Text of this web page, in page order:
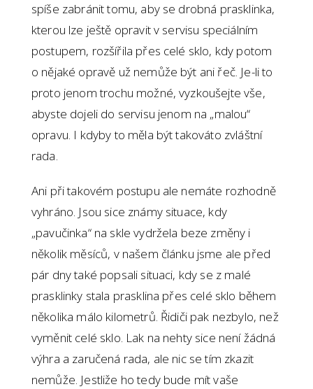
spíše zabránit tomu, aby se drobná prasklinka,
kterou lze ještě opravit v servisu speciálním
postupem, rozšířila přes celé sklo, kdy potom
o nějaké opravě už nemůže být ani řeč. Je-li to
proto jenom trochu možné, vyzkoušejte vše,
abyste dojeli do servisu jenom na „malou“
opravu. I kdyby to měla být takováto zvláštní
rada.
Ani při takovém postupu ale nemáte rozhodně
vyhráno. Jsou sice známy situace, kdy
„pavučinka“ na skle vydržela beze změny i
několik měsíců, v našem článku jsme ale před
pár dny také popsali situaci, kdy se z malé
prasklinky stala prasklina přes celé sklo během
několika málo kilometrů. Řidiči pak nezbylo, než
vyměnit celé sklo. Lak na nehty sice není žádná
výhra a zaručená rada, ale nic se tím zkazit
nemůže. Jestliže ho tedy bude mít vaše